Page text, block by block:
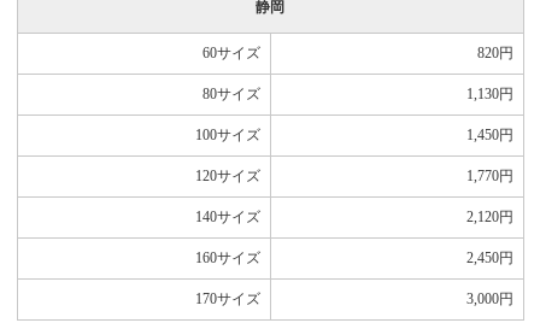
静岡
60サイズ 820円
80サイズ 1,130円
100サイズ 1,450円
120サイズ 1,770円
140サイズ 2,120円
160サイズ 2,450円
170サイズ 3,000円